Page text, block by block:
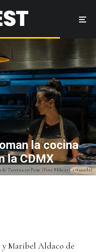
de Taverna en Prim. (Foto: Mikcas Castaneda)
la cocina
la CDMX
y Maribel Aldaco de